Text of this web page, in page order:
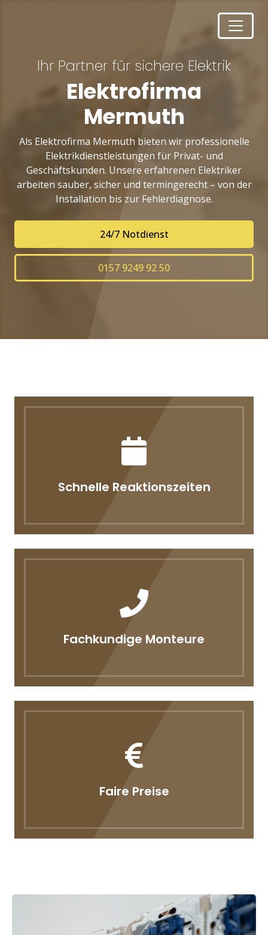
Ihr Partner für sichere Elektrik
Elektrofirma
Mermuth
Als Elektrofirma Mermuth bieten wir professionelle
Elektrikdienstleistungen für Privat- und
Geschäftskunden. Unsere erfahrenen Elektriker
arbeiten sauber, sicher und termingerecht – von der
Installation bis zur Fehlerdiagnose.
24/7 Notdienst
0157 9249 92 50
Schnelle Reaktionszeiten
Fachkundige Monteure
Faire Preise